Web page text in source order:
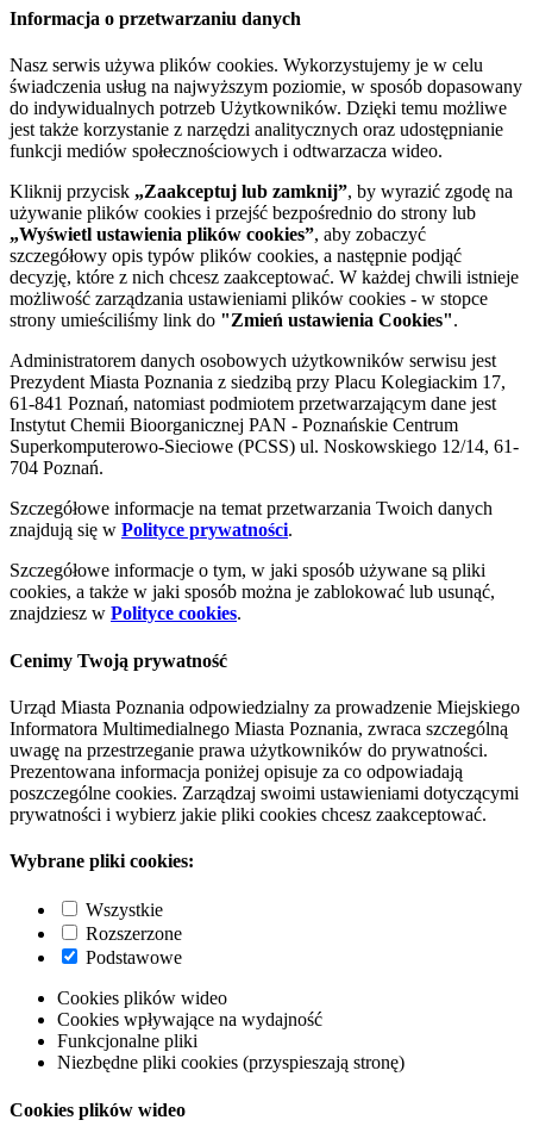
Informacja o przetwarzaniu danych
Nasz serwis używa plików cookies. Wykorzystujemy je w celu
świadczenia usług na najwyższym poziomie, w sposób dopasowany
do indywidualnych potrzeb Użytkowników. Dzięki temu możliwe
jest także korzystanie z narzędzi analitycznych oraz udostępnianie
funkcji mediów społecznościowych i odtwarzacza wideo.
Kliknij przycisk „Zaakceptuj lub zamknij”, by wyrazić zgodę na
używanie plików cookies i przejść bezpośrednio do strony lub
„Wyświetl ustawienia plików cookies”, aby zobaczyć
szczegółowy opis typów plików cookies, a następnie podjąć
decyzję, które z nich chcesz zaakceptować. W każdej chwili istnieje
możliwość zarządzania ustawieniami plików cookies - w stopce
strony umieściliśmy link do "Zmień ustawienia Cookies".
Administratorem danych osobowych użytkowników serwisu jest
Prezydent Miasta Poznania z siedzibą przy Placu Kolegiackim 17,
61-841 Poznań, natomiast podmiotem przetwarzającym dane jest
Instytut Chemii Bioorganicznej PAN - Poznańskie Centrum
Superkomputerowo-Sieciowe (PCSS) ul. Noskowskiego 12/14, 61-
704 Poznań.
Szczegółowe informacje na temat przetwarzania Twoich danych
znajdują się w Polityce prywatności.
Szczegółowe informacje o tym, w jaki sposób używane są pliki
cookies, a także w jaki sposób można je zablokować lub usunąć,
znajdziesz w Polityce cookies.
Cenimy Twoją prywatność
Urząd Miasta Poznania odpowiedzialny za prowadzenie Miejskiego
Informatora Multimedialnego Miasta Poznania, zwraca szczególną
uwagę na przestrzeganie prawa użytkowników do prywatności.
Prezentowana informacja poniżej opisuje za co odpowiadają
poszczególne cookies. Zarządzaj swoimi ustawieniami dotyczącymi
prywatności i wybierz jakie pliki cookies chcesz zaakceptować.
Wybrane pliki cookies:
Wszystkie
Rozszerzone
Podstawowe
Cookies plików wideo
Cookies wpływające na wydajność
Funkcjonalne pliki
Niezbędne pliki cookies (przyspieszają stronę)
Cookies plików wideo